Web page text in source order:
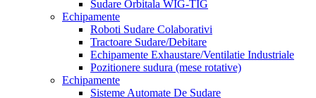
Sudare Orbitala WIG-TIG
Echipamente
Roboti Sudare Colaborativi
Tractoare Sudare/Debitare
Echipamente Exhaustare/Ventilatie Industriale
Pozitionere sudura (mese rotative)
Echipamente
Sisteme Automate De Sudare